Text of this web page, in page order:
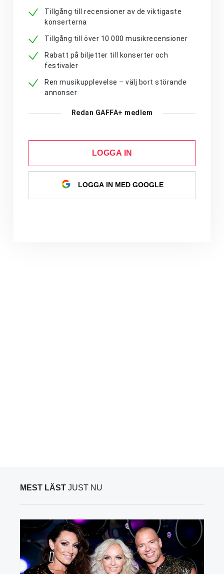
Tillgång till recensioner av de viktigaste
konserterna
Tillgång till över 10 000 musikrecensioner
Rabatt på biljetter till konserter och
festivaler
Ren musikupplevelse – välj bort störande
annonser
Redan GAFFA+ medlem
LOGGA IN
LOGGA IN MED GOOGLE
MEST LÄST JUST NU